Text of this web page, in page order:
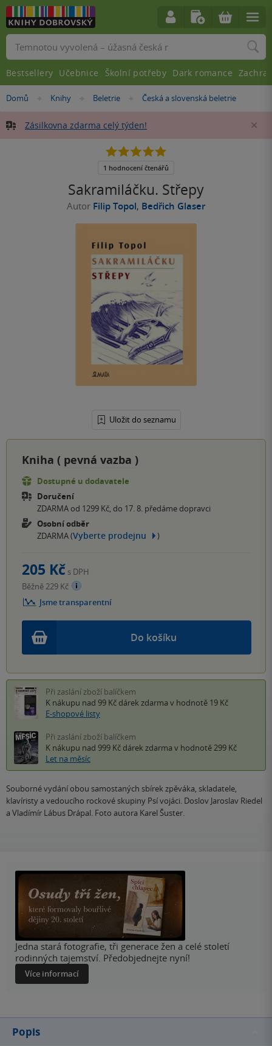
Nacházíte
zde:
Domů »
Knihy »
Beletrie »
Česká a slovenská beletrie
Zásilkovna zdarma celý týden!
Sakramiláčku. Střepy
Autor Filip Topol, Bedřich Glaser
Uložit do seznamu
5.0
5
1 hodnocení čtenářů
Kniha ( pevná vazba )
Dostupné u dodavatele
Doručení
ZDARMA od 1299 Kč, do 17. 8. předáme dopravci
Osobní odběr
ZDARMA (Vyberte prodejnu )
Do košíku
205 Kč s DPH
Běžně 229 Kč
Jsme transparentní
Při zaslání zboží balíčkem
K nákupu nad 99 Kč dárek zdarma v hodnotě 19 Kč
E-shopové listy
Při zaslání zboží balíčkem
K nákupu nad 999 Kč dárek zdarma v hodnotě 299 Kč
Let na měsíc
Souborné vydání obou samostaných sbírek zpěváka, skladatele,
klavíristy a vedoucího rockové skupiny Psí vojáci. Doslov Jaroslav Riedel
a Vladímír Lábus Drápal. Foto autora Karel Šuster.
Jedna stará fotografie, tři generace žen a celé století
rodinných tajemství. Předobjednejte nyní!
Více informací
Popis
Vyhledávání
Bestsellery Učebnice Školní potřeby Dark romance